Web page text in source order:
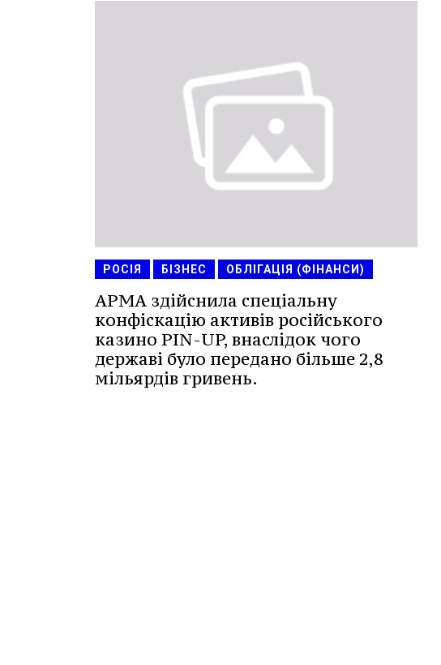
РОСІЯ БІЗНЕС ОБЛІГАЦІЯ (ФІНАНСИ)
АРМА здійснила спеціальну
конфіскацію активів російського
казино PIN-UP, внаслідок чого
державі було передано більше 2,8
мільярдів гривень.